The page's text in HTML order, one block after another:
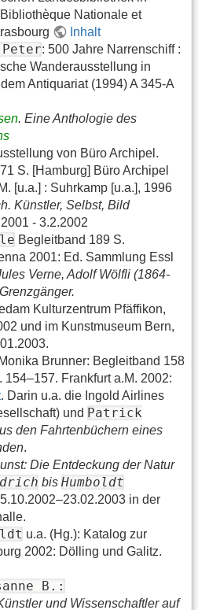
Nationale et
Inhalt
Peter: 500 Jahre Narrenschiff :
Wanderausstellung in
Antiquariat (1994) A 345-A
. Eine Anthologie des
von Büro Archipel.
S. [Hamburg] Büro Archipel
[u.a.] : Suhrkamp [u.a.], 1996
Künstler, Selbst, Bild
- 3.2.2002
Begleitband 189 S.
2001: Ed. Sammlung Essl
Verne, Adolf Wölfli (1864-
Kulturzentrum Pfäffikon,
und im Kunstmuseum Bern,
Brunner: Begleitband 158
154–157. Frankfurt a.M. 2002:
. Darin u.a. die Ingold Airlines
und Patrick
den Fahrtenbüchern eines
.
Die Entdeckung der Natur
bis Humboldt
in der
u.a. (Hg.): Katalog zur
2002: Dölling und Galitz.
B.:
und Wissenschaftler auf